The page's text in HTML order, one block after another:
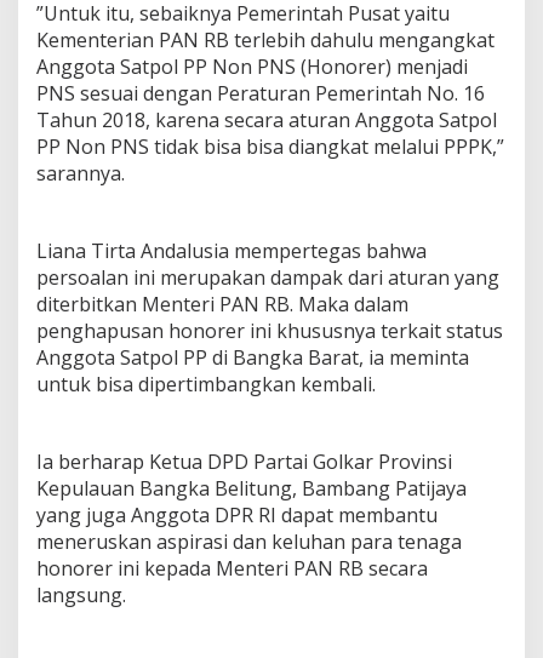
”Untuk itu, sebaiknya Pemerintah Pusat yaitu
Kementerian PAN RB terlebih dahulu mengangkat
Anggota Satpol PP Non PNS (Honorer) menjadi
PNS sesuai dengan Peraturan Pemerintah No. 16
Tahun 2018, karena secara aturan Anggota Satpol
PP Non PNS tidak bisa bisa diangkat melalui PPPK,”
sarannya.
Liana Tirta Andalusia mempertegas bahwa
persoalan ini merupakan dampak dari aturan yang
diterbitkan Menteri PAN RB. Maka dalam
penghapusan honorer ini khususnya terkait status
Anggota Satpol PP di Bangka Barat, ia meminta
untuk bisa dipertimbangkan kembali.
Ia berharap Ketua DPD Partai Golkar Provinsi
Kepulauan Bangka Belitung, Bambang Patijaya
yang juga Anggota DPR RI dapat membantu
meneruskan aspirasi dan keluhan para tenaga
honorer ini kepada Menteri PAN RB secara
langsung.